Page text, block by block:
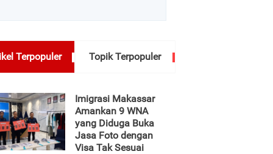
Terpopuler Topik Terpopuler
Imigrasi Makassar
Amankan 9 WNA
yang Diduga Buka
Jasa Foto dengan
Visa Tak Sesuai